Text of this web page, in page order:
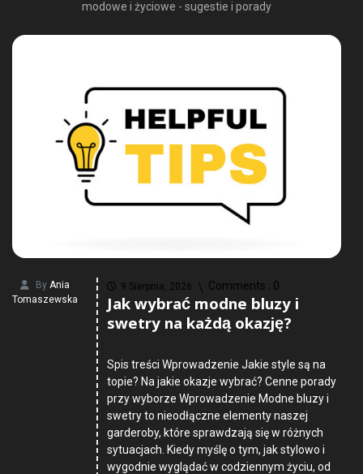
modowe i życiowe - sugestie i porady
By Ania
Tomaszewska
9 Sierpnia, 2026 Comments : 0
Jak wybrać modne bluzy i
swetry na każdą okazję?
Spis treści Wprowadzenie Jakie style są na
topie? Na jakie okazje wybrać? Cenne porady
przy wyborze Wprowadzenie Modne bluzy i
swetry to nieodłączne elementy naszej
garderoby, które sprawdzają się w różnych
sytuacjach. Kiedy myślę o tym, jak stylowo i
wygodnie wyglądać w codziennym życiu, od